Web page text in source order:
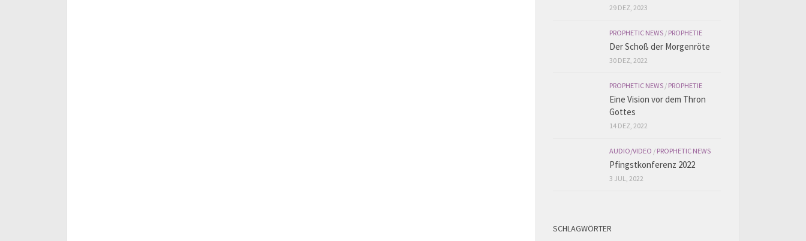
29 DEZ, 2023
PROPHETIC NEWS / PROPHETIE
Der Schoß der Morgenröte
30 DEZ, 2022
PROPHETIC NEWS / PROPHETIE
Eine Vision vor dem Thron
Gottes
14 DEZ, 2022
AUDIO/VIDEO / PROPHETIC NEWS
Pfingstkonferenz 2022
3 JUL, 2022
SCHLAGWÖRTER